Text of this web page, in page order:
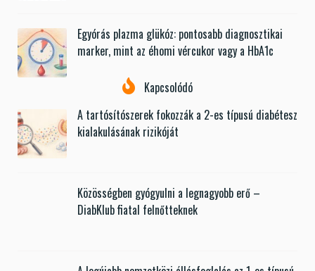
Egyórás plazma glükóz: pontosabb diagnosztikai
marker, mint az éhomi vércukor vagy a HbA1c
Kapcsolódó
A tartósítószerek fokozzák a 2-es típusú diabétesz
kialakulásának rizikóját
Közösségben gyógyulni a legnagyobb erő –
DiabKlub fiatal felnőtteknek